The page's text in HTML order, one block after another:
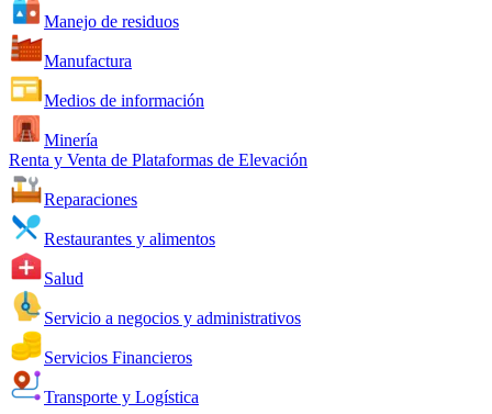
Manejo de residuos
Manufactura
Medios de información
Minería
Renta y Venta de Plataformas de Elevación
Reparaciones
Restaurantes y alimentos
Salud
Servicio a negocios y administrativos
Servicios Financieros
Transporte y Logística